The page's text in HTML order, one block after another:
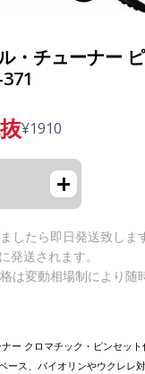
・チューナー
¥1910
+
したら即日発送致しま
発送されます。
は変動相場制により随
ー クロマチック・ピンセッ
ース、バイオリンやウクレレ